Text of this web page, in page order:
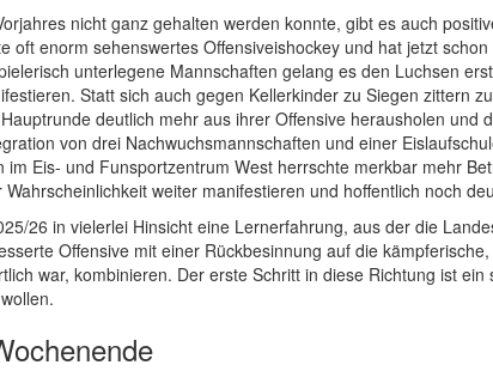
nicht ganz gehalten werden konnte, gibt es auch
oft enorm sehenswertes Offensiveishockey und hat jetzt
unterlegene Mannschaften gelang es den Luchsen
Statt sich auch gegen Kellerkinder zu Siegen zittern
deutlich mehr aus ihrer Offensive herausholen und
von drei Nachwuchsmannschaften und einer
im Eis- und Funsportzentrum West herrschte merkbar mehr
weiter manifestieren und hoffentlich noch
26 in vielerlei Hinsicht eine Lernerfahrung, aus der die
Offensive mit einer Rückbesinnung auf die
war, kombinieren. Der erste Schritt in diese Richtung ist